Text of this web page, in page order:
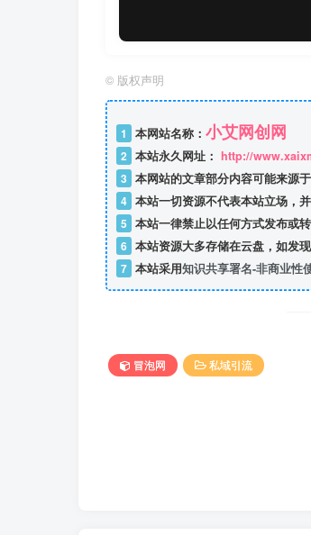
© 版权声明
1 本网站名称： 小艾网创网
2 本站永久网址： http://
3 本网站的文章部分内容可能来源
4 本站一切资源不代表本站立场，
5 本站一律禁止以任何方式发布或
6 本站资源大多存储在云盘，如发
7 本站采用知识共享署名-非商业性
冒泡网 私域引流